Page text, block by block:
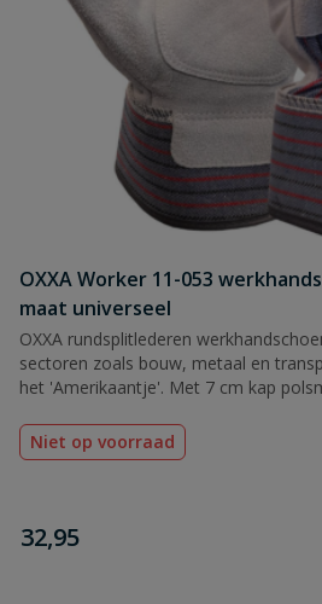
OXXA Worker 11-053
maat universeel
OXXA rundsplitlederen
sectoren zoals bouw, metaal en
het 'Amerikaantje'. Met 7 cm kap
Niet op voorraad
€
32,95